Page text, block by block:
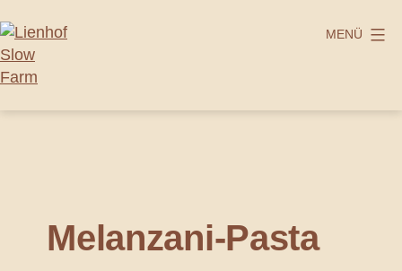
Inhalt
springen
MENÜ
Melanzani-Pasta